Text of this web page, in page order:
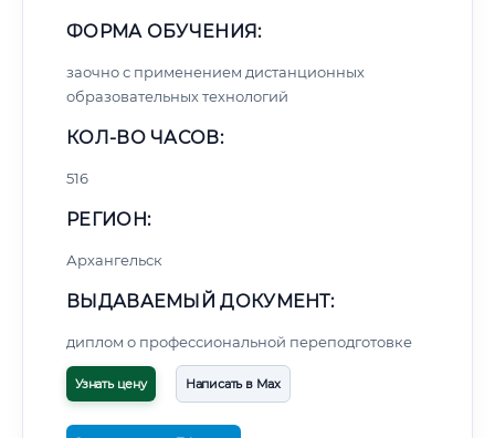
ФОРМА ОБУЧЕНИЯ:
заочно с применением дистанционных
образовательных технологий
КОЛ-ВО ЧАСОВ:
516
РЕГИОН:
Архангельск
ВЫДАВАЕМЫЙ ДОКУМЕНТ:
диплом о профессиональной переподготовке
Узнать цену Написать в Max